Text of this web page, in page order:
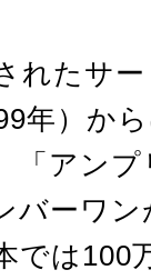
れたサ
年）か
「アン
バーワ
では100